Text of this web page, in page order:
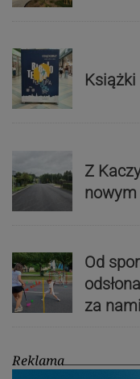
Z
Od
za nami
Reklama